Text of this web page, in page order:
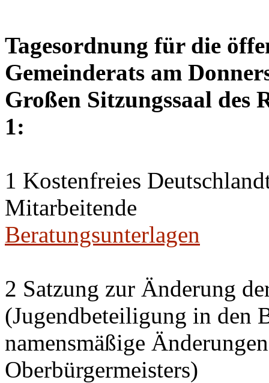
Tagesordnung für die
Gemeinderats am
Großen Sitzungssaal des
1:
1 Kostenfreies
Mitarbeitende
Beratungsunterlagen
2 Satzung zur Änderung
(Jugendbeteiligung in den
namensmäßige
Oberbürgermeisters)